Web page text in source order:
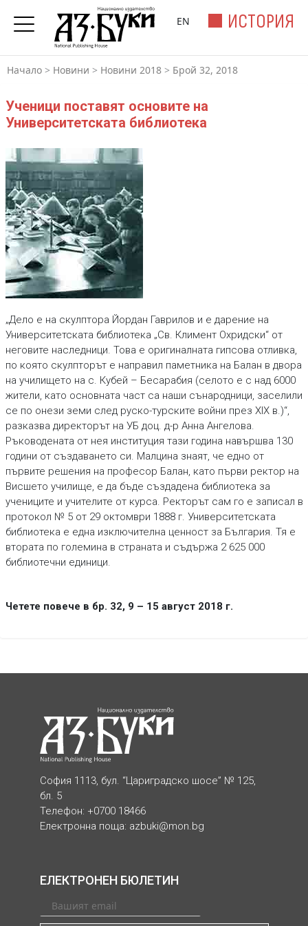
ИСТОРИЯ
EN
Начало > Новини > Новини 2018 > Брой 32, 2018
Ученици поставят основите на
Университетската библиотека
„Дело е на скулптора Йордан Гаврилов и е дарение на
Университетската библиотека „Св. Климент Охридски“ от
неговите наследници. Това е оригиналната гипсова отливка,
по която скулпторът е направил паметника на Балан в двора
на училището на с. Кубей – Бесарабия (селото е с над 6000
жители, като основната част са наши сънародници, заселили
се по онези земи след руско-турските войни през XIX в.)“,
разказва директорът на УБ доц. д-р Анна Ангелова.
Ръководената от нея институция тази година навършва 130
години от създаването си. Малцина знаят, че едно от
първите решения на професор Балан, като първи ректор на
Висшето училище, е да бъде създадена библиотека за
учениците и учителите от курса. Ректорът сам го е записал в
протокол № 5 от 29 октомври 1888 г. Университетската
библиотека е една изключителна ценност за България. Тя е
втората по големина в страната и съдържа 2 625 000
библиотечни единици.
Четете повече в бр. 32, 9 – 15 август 2018 г.
София 1113, бул. “Цариградско шосе” № 125,
бл. 5
Телефон: +0700 18466
Електронна поща: azbuki@mon.bg
ЕЛЕКТРОНЕН БЮЛЕТИН